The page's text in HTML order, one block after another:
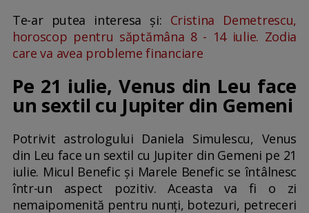
Te-ar putea interesa și: Cristina Demetrescu,
horoscop pentru săptămâna 8 - 14 iulie. Zodia
care va avea probleme financiare
Pe 21 iulie, Venus din Leu face
un sextil cu Jupiter din Gemeni
Potrivit astrologului Daniela Simulescu, Venus
din Leu face un sextil cu Jupiter din Gemeni pe 21
iulie. Micul Benefic și Marele Benefic se întâlnesc
într-un aspect pozitiv. Aceasta va fi o zi
nemaipomenită pentru nunți, botezuri, petreceri